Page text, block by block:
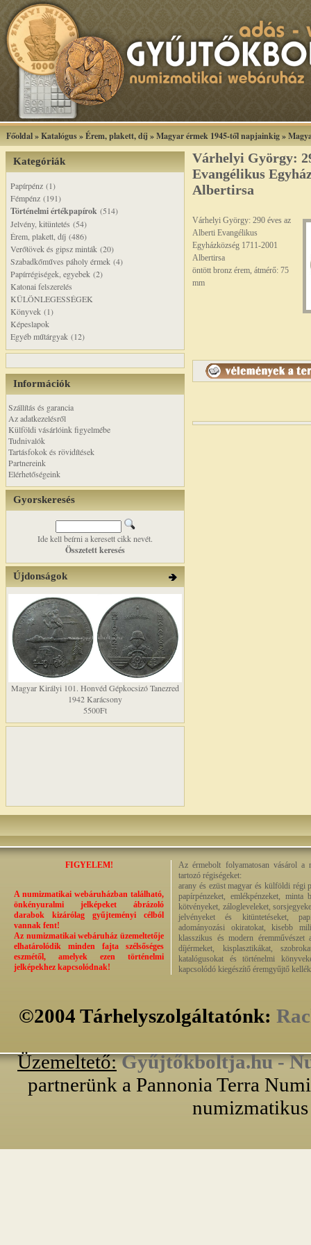
Főoldal»Katalógus»Érem, plakett, díj »Magyar érmek 1945-től napjainkig»
Kategóriák
Papírpénz (1)
Fémpénz (191)
Történelmi értékpapírok (514)
Jelvény, kitüntetés (54)
Érem, plakett, díj (486)
Verőtövek és gipsz minták (20)
Szabadkőműves páholy érmek (4)
Papírrégiségek, egyebek (2)
Katonai felszerelés
KÜLÖNLEGESSÉGEK
Könyvek (1)
Képeslapok
Egyéb műtárgyak (12)
Információk
Szállítás és garancia
Az adatkezelésről
Külföldi vásárlóink figyelmébe
Tudnivalók
Tartásfokok és rövidítések
Partnereink
Elérhetőségeink
Gyorskeresés
Ide kell beírni a keresett cikk nevét.
Összetett keresés
Újdonságok
Magyar Királyi 101. Honvéd Gépkocsizó Tanezred
1942 Karácsony
5500Ft
Várhelyi György:
Evangélikus
Albertirsa
Várhelyi György: 290 éves az
Alberti Evangélikus
Egyházközség 1711-2001
Albertirsa
öntött bronz érem, átmérő: 75
mm
FIGYELEM!
A numizmatikai webáruházban található,
önkényuralmi jelképeket ábrázoló
darabok kizárólag gyűjteményi célból
vannak fent!
Az numizmatikai webáruház üzemeltetője
elhatárolódik minden fajta szélsőséges
eszmétől, amelyek ezen történelmi
jelképekhez kapcsolódnak!
Az érmebolt folyamatosan vásárol a
tartozó régiségeket:
arany és ezüst magyar és külföldi régi
papírpénzeket, emlékpénzeket, minta
kötvényeket, zálogleveleket,
jelvényeket és kitüntetéseket,
adományozási okiratokat, kisebb
klasszikus és modern éremművészet
díjérmeket, kisplasztikákat,
katalógusokat és történelmi
kapcsolódó kiegészítő éremgyűjtő
©2004 Tárhelyszolgáltatónk:
Üzemeltető: Gyűjtőkboltja.hu -
partnerünk a Pannonia Terra
numizmatikus